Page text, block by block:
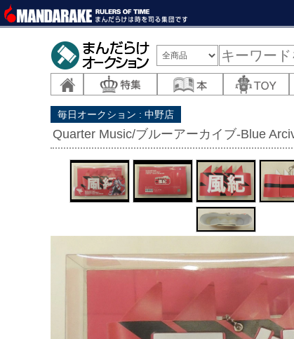
毎日オークション : 中野店
Quarter Music/ブルーアーカイブ-Blue